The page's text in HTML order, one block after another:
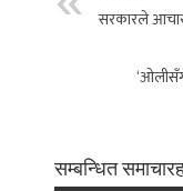
सरकारले
सम्बन्धित